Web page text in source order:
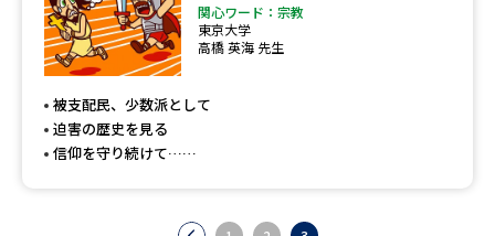
関心ワード：宗教
東京大学
高橋 英海 先生
被支配民、少数派として
迫害の歴史を見る
信仰を守り続けて……